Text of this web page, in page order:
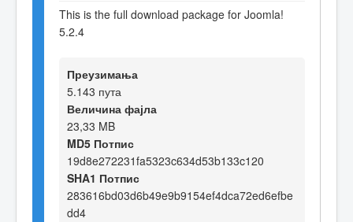
This is the full download package for Joomla!
5.2.4
Преузимања
5.143 пута
Величина фајла
23,33 MB
MD5 Потпис
19d8e272231fa5323c634d53b133c120
SHA1 Потпис
283616bd03d6b49e9b9154ef4dca72ed6efbe
dd4